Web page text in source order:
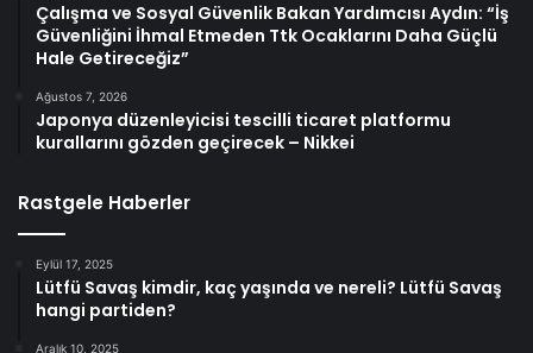
Çalışma ve Sosyal Güvenlik Bakan Yardımcısı Aydın: “İş
Güvenliğini İhmal Etmeden Ttk Ocaklarını Daha Güçlü
Hale Getireceğiz”
Ağustos 7, 2026
Japonya düzenleyicisi tescilli ticaret platformu
kurallarını gözden geçirecek – Nikkei
Rastgele Haberler
Eylül 17, 2025
Lütfü Savaş kimdir, kaç yaşında ve nereli? Lütfü Savaş
hangi partiden?
Aralık 10, 2025